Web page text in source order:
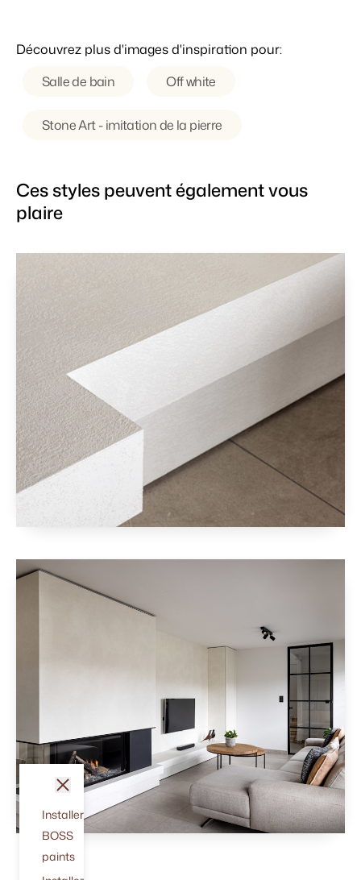
Découvrez plus d'images d'inspiration pour:
Salle de bain
Off white
Stone Art - imitation de la pierre
Ces styles peuvent également vous
plaire
Installer
BOSS
paints
fermer